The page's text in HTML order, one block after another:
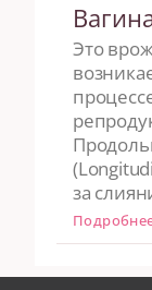
Это
за